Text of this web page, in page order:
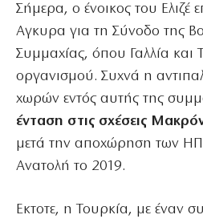
Σήμερα, ο ένοικος του Ελιζέ
Αγκυρα για τη Σύνοδο της
Συμμαχίας, όπου Γαλλία και
οργανισμού. Συχνά η
χωρών εντός αυτής της
ένταση στις σχέσεις
μετά την αποχώρηση των
Ανατολή το 2019.
Εκτοτε, η Τουρκία, με έναν